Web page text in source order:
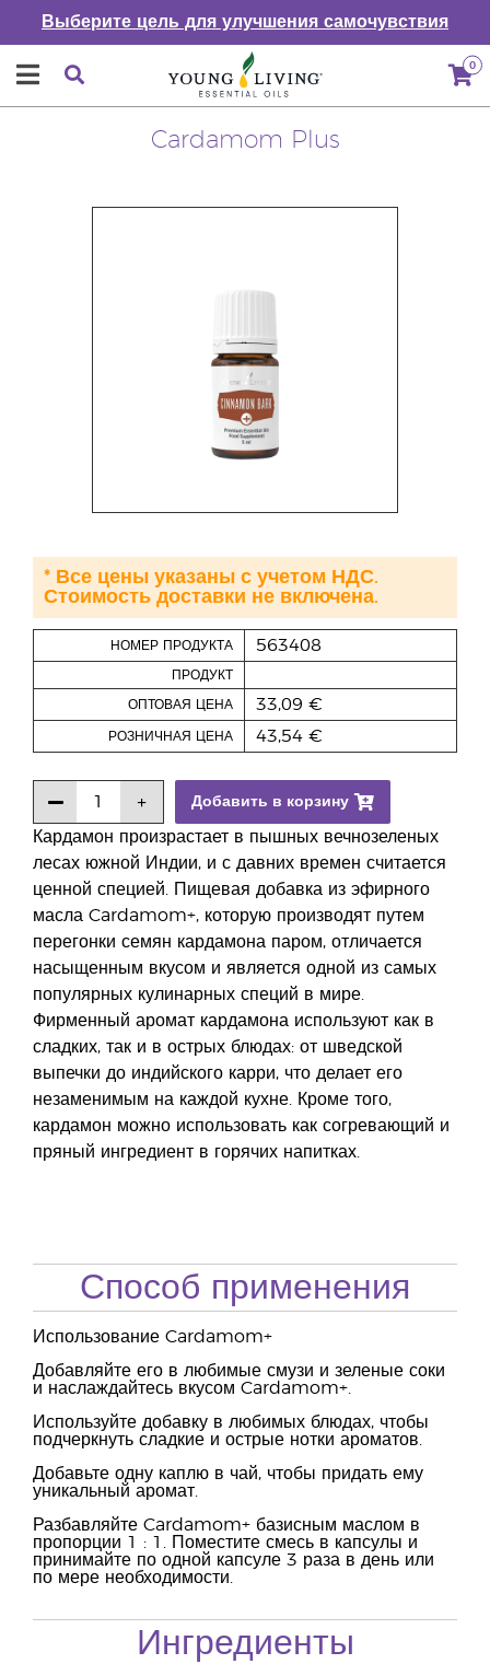
Выберите цель для улучшения самочувствия
0
Cardamom Plus
Кардамон произрастает в пышных вечнозеленых
лесах южной Индии, и с давних времен считается
ценной специей. Пищевая добавка из эфирного
масла Cardamom+, которую производят путем
перегонки семян кардамона паром, отличается
насыщенным вкусом и является одной из самых
популярных кулинарных специй в мире.
Фирменный аромат кардамона используют как в
сладких, так и в острых блюдах: от шведской
выпечки до индийского карри, что делает его
незаменимым на каждой кухне. Кроме того,
кардамон можно использовать как согревающий и
пряный ингредиент в горячих напитках.
НОМЕР ПРОДУКТА 563408
ПРОДУКТ
ОПТОВАЯ ЦЕНА 33,09 €
РОЗНИЧНАЯ ЦЕНА 43,54 €
Добавить в корзину
* Все цены указаны с учетом НДС.
Стоимость доставки не включена.
Способ применения
Использование Cardamom+
Добавляйте его в любимые смузи и зеленые соки
и наслаждайтесь вкусом Cardamom+.
Используйте добавку в любимых блюдах, чтобы
подчеркнуть сладкие и острые нотки ароматов.
Добавьте одну каплю в чай, чтобы придать ему
уникальный аромат.
Разбавляйте Cardamom+ базисным маслом в
пропорции 1 : 1. Поместите смесь в капсулы и
принимайте по одной капсуле 3 раза в день или
по мере необходимости.
Ингредиенты